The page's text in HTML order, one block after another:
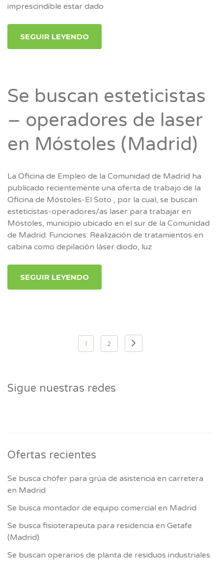
imprescindible estar dado
SEGUIR LEYENDO
Se buscan esteticistas
– operadores de laser
en Móstoles (Madrid)
La Oficina de Empleo de la Comunidad de Madrid ha
publicado recientemente una oferta de trabajo de la
Oficina de Móstoles-El Soto , por la cual, se buscan
esteticistas-operadores/as laser para trabajar en
Móstoles, municipio ubicado en el sur de la Comunidad
de Madrid. Funciones: Realización de tratamientos en
cabina como depilación láser diodo, luz
SEGUIR LEYENDO
Paginación
1 2
Sigue nuestras redes
Ofertas recientes
Se busca chófer para grúa de asistencia en carretera
en Madrid
Se busca montador de equipo comercial en Madrid
Se busca fisioterapeuta para residencia en Getafe
(Madrid)
Se buscan operarios de planta de residuos industriales